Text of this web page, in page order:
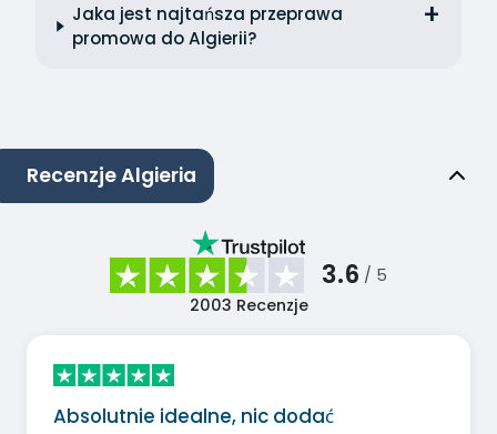
Jaka jest najtańsza przeprawa
promowa do Algierii?
Recenzje Algieria
3.6 / 5
2003 Recenzje
Absolutnie idealne, nic dodać